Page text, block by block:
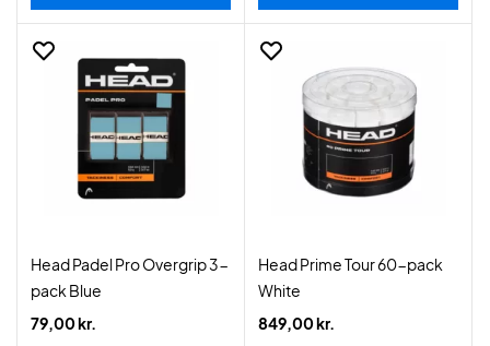
Head Padel Pro Overgrip 3-
pack Blue
79,00 kr.
Head Prime Tour 60-pack
White
849,00 kr.